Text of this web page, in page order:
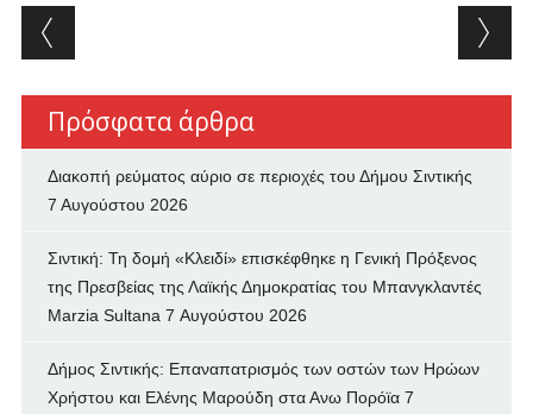
Post navigation
Πρόσφατα άρθρα
Διακοπή ρεύματος αύριο σε περιοχές του Δήμου Σιντικής
7 Αυγούστου 2026
Σιντική: Τη δομή «Κλειδί» επισκέφθηκε η Γενική Πρόξενος
της Πρεσβείας της Λαϊκής Δημοκρατίας του Μπανγκλαντές
Marzia Sultana 7 Αυγούστου 2026
Δήμος Σιντικής: Επαναπατρισμός των oστών των Ηρώων
Χρήστου και Ελένης Μαρούδη στα Ανω Πορόϊα 7